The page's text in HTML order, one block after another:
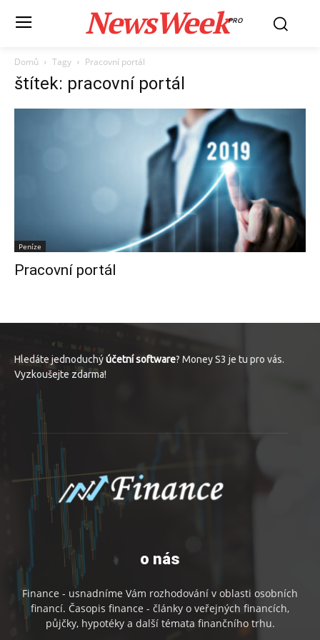
NewsWeekPRO
Domů Tagy Pracovní portál
štítek: pracovní portál
Peníze
Pracovní portál
Hledáte jednoduchýúčetní software? Money S3 je tu pro vás.
Vyzkoušejte zdarma!
o nás
Finance - usnadníme Vám rozhodování v oblasti osobních
financí. Časopis finance - články o veřejných financích,
půjčky, hypotéky a další témata finančního trhu.